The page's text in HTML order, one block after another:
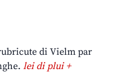
di Vielm par
lei di plui +